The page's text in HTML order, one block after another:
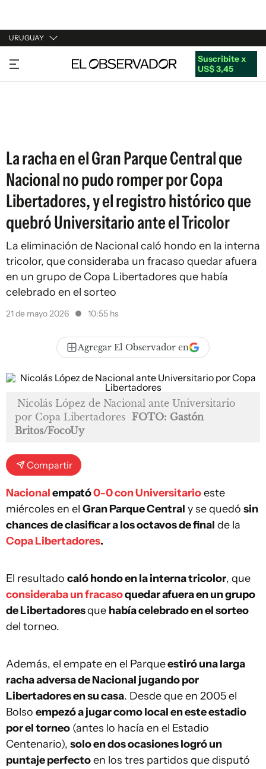
URUGUAY
URUGUAY
ARGENTINA
Suscribite x
US$ 3,45
La racha en el Gran Parque Central que
Nacional no pudo romper por Copa
Libertadores, y el registro histórico que
quebró Universitario ante el Tricolor
La eliminación de Nacional caló hondo en la interna
tricolor, que consideraba un fracaso quedar afuera
en un grupo de Copa Libertadores que había
celebrado en el sorteo
21 de mayo 2026 10:55 hs
Agregar El Observador en
Nicolás López de Nacional ante Universitario
por Copa Libertadores FOTO: Gastón
Britos/FocoUy
Compartir
Nacionalempató0-0 con Universitarioeste
miércoles en el Gran Parque Central y se quedó sin
chancesde clasificar a los octavos de final de la
Copa Libertadores.
El resultado caló hondo en la interna tricolor, que
consideraba un fracasoquedar afuera en un grupo
de Libertadoresque había celebrado en el sorteo
del torneo.
Además, el empate en el Parqueestiró una larga
racha adversa de Nacional jugando por
Libertadores en su casa. Desde que en 2005 el
Bolso empezó a jugar como local en este estadio
por el torneo (antes lo hacía en el Estadio
Centenario), solo en dos ocasiones logró un
puntaje perfectoen los tres partidos que disputó